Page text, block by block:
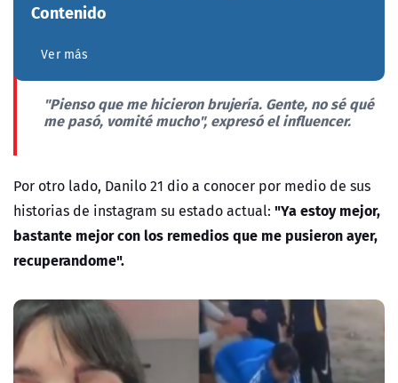
Contenido
Ver más
"Pienso que me hicieron brujería. Gente, no sé qué
me pasó, vomité mucho", expresó el influencer.
Por otro lado, Danilo 21 dio a conocer por medio de sus
historias de instagram su estado actual: "Ya estoy mejor,
bastante mejor con los remedios que me pusieron ayer,
recuperandome".